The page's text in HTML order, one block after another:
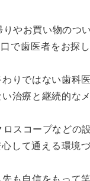
やお買い物のつ
で歯医者をお探
りではない歯科
治療と継続的な
スコープなどの設
して通える環境
も自信をもって